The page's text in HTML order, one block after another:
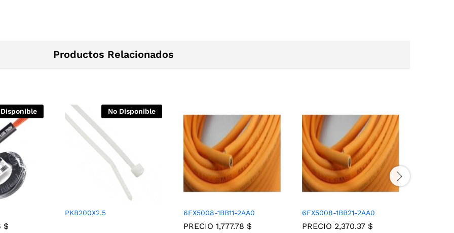
Productos Relacionados
$
No Disponible
PKB200X2.5 6FX5008-1BB11-2AA0
PRECIO 1,777.78 $
6FX5008-1BB21-2AA0
PRECIO 2,370.37 $